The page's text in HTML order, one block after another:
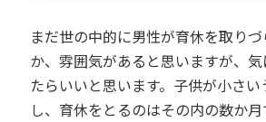
まだ世の中的に男性が育休を取り
か、雰囲気があると思いますが、
たらいいと思います。子供が小さ
し、育休をとるのはその内の数か